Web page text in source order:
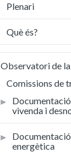
Plenari
Què és?
Observatori de
Comissions de
vivenda i
energètica